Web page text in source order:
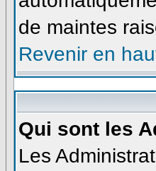
de maintes
Revenir en
Qui sont les
Les